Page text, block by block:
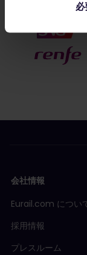
必
会社情報
Eurail.com につい
採用情報
プレスルーム